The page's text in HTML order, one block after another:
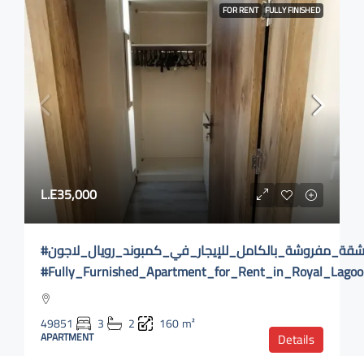
FOR RENT FULLY FINISHED
L.E35,000
#شقة_مفروشة_بالكامل_للإيجار_في_كمبوند_رويال_لاجون
49851 3 2 160m²
APARTMENT Details